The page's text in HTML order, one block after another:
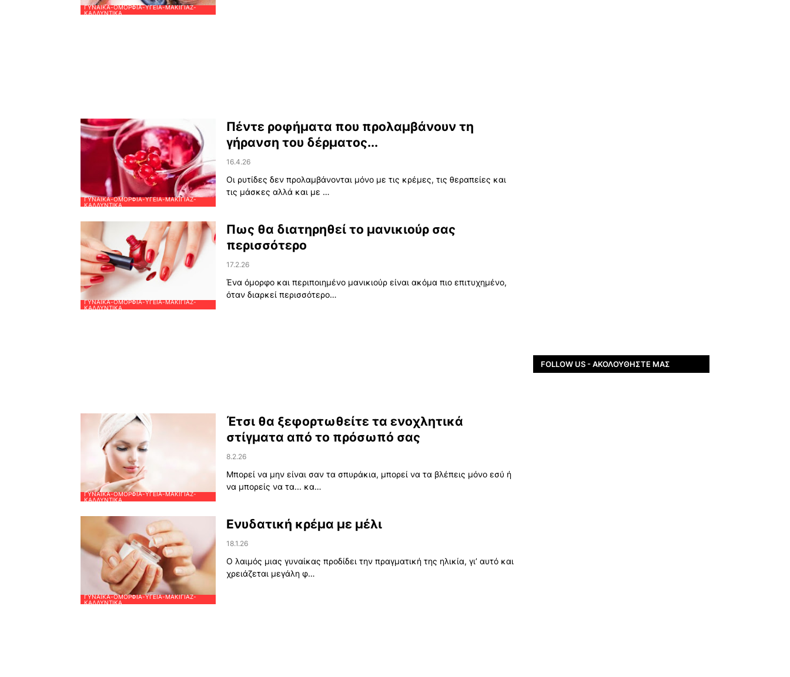
ΓΥΝΑΊΚΑ-ΟΜΟΡΦΙΆ-ΥΓΕΊΑ-ΜΑΚΙΓΙΆΖ-
ΚΑΛΛΥΝΤΙΚΆ
ΓΥΝΑΊΚΑ-ΟΜΟΡΦΙΆ-ΥΓΕΊΑ-ΜΑΚΙΓΙΆΖ-
ΚΑΛΛΥΝΤΙΚΆ
Πέντε ροφήματα που προλαμβάνουν τη
γήρανση του δέρματος...
16.4.26
Οι ρυτίδες δεν προλαμβάνονται μόνο με τις κρέμες, τις θεραπείες και
τις μάσκες αλλά και με …
ΓΥΝΑΊΚΑ-ΟΜΟΡΦΙΆ-ΥΓΕΊΑ-ΜΑΚΙΓΙΆΖ-
ΚΑΛΛΥΝΤΙΚΆ
Πως θα διατηρηθεί το μανικιούρ σας
περισσότερο
17.2.26
Ένα όμορφο και περιποιημένο μανικιούρ είναι ακόμα πιο επιτυχημένο,
όταν διαρκεί περισσότερο…
ΓΥΝΑΊΚΑ-ΟΜΟΡΦΙΆ-ΥΓΕΊΑ-ΜΑΚΙΓΙΆΖ-
ΚΑΛΛΥΝΤΙΚΆ
Έτσι θα ξεφορτωθείτε τα ενοχλητικά
στίγματα από το πρόσωπό σας
8.2.26
Μπορεί να μην είναι σαν τα σπυράκια, μπορεί να τα βλέπεις μόνο εσύ ή
να μπορείς να τα... κα…
ΓΥΝΑΊΚΑ-ΟΜΟΡΦΙΆ-ΥΓΕΊΑ-ΜΑΚΙΓΙΆΖ-
ΚΑΛΛΥΝΤΙΚΆ
Ενυδατική κρέμα με μέλι
18.1.26
Ο λαιμός μιας γυναίκας προδίδει την πραγματική της ηλικία, γι’ αυτό και
χρειάζεται μεγάλη φ…
FOLLOW US - ΑΚΟΛΟΥΘΉΣΤΕ ΜΑΣ